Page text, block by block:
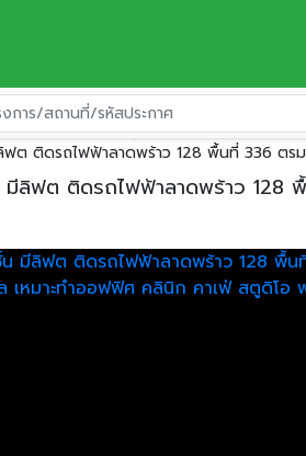
พานิชย์ให้เช่า กรุงเทพมหานคร
เขตบาง
ฟต ติดรถไฟฟ้าลาดพร้าว 128 พื้นที่ 336 ต
มีลิฟต ติดรถไฟฟ้าลาดพร้าว 128